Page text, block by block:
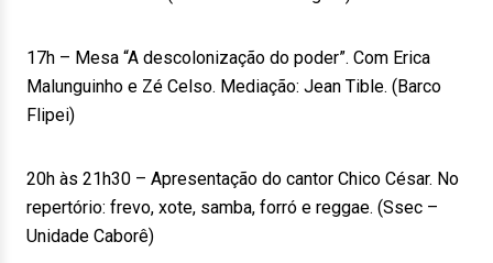
17h – Mesa “A descolonização do poder”. Com Erica
Malunguinho e Zé Celso. Mediação: Jean Tible. (Barco
Flipei)
20h às 21h30 – Apresentação do cantor Chico César. No
repertório: frevo, xote, samba, forró e reggae. (Ssec –
Unidade Caborê)